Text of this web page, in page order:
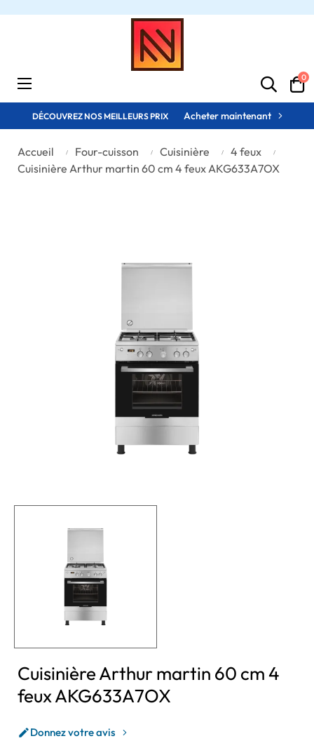
Basculer
la
navigation
☰ 0
DÉCOUVREZ NOS MEILLEURS PRIX Acheter maintenant
Accueil Four-cuisson Cuisinière
4 feux
Cuisinière Arthur martin 60 cm 4 feux AKG633A7OX
Cuisinière Arthur martin 60 cm 4
feux AKG633A7OX
Donnez votre avis